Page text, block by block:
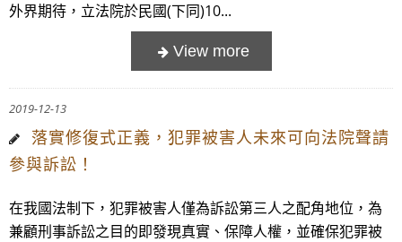
外界期待，立法院於民國(下同)10...
2019-12-13
落實修復式正義，犯罪被害人未來可向法院聲請
參與訴訟！
在我國法制下，犯罪被害人僅為訴訟第三人之配角地位，為
兼顧刑事訴訟之目的即發現真實、保障人權，並確保犯罪被